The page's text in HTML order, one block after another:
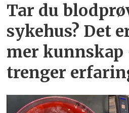
Tar du
sykehus? Det
mer kunnskap
trenger